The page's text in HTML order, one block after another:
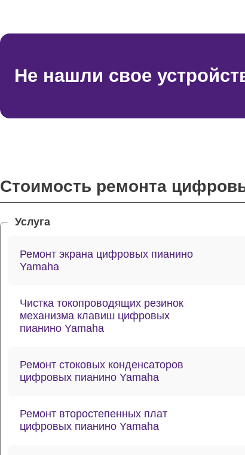
Не нашли свое
Стоимость ремонта
Услуга
Ремонт экрана цифровых пианино
Yamaha
Чистка токопроводящих резинок
механизма клавиш цифровых
пианино Yamaha
Ремонт стоковых конденсаторов
цифровых пианино Yamaha
Ремонт второстепенных плат
цифровых пианино Yamaha